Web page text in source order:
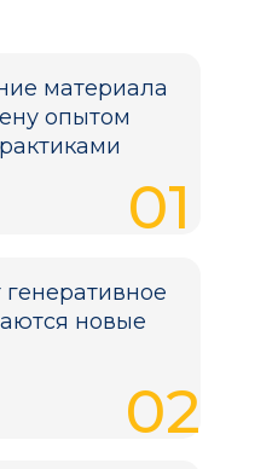
материала
опытом
генеративное
новые
01
02